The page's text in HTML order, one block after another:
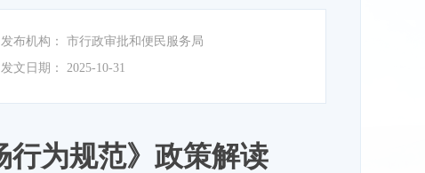
发布机构：
市行政审批和便民服务局
发文日期： 2025-10-31
行为规范》政策解读